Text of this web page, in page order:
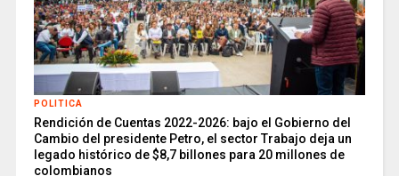
POLITICA
Rendición de Cuentas 2022-2026: bajo el Gobierno del
Cambio del presidente Petro, el sector Trabajo deja un
legado histórico de $8,7 billones para 20 millones de
colombianos